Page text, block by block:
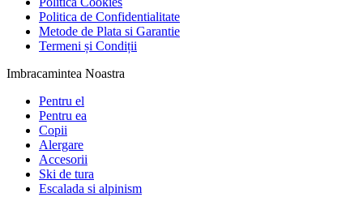
Politica de Confidentialitate
Metode de Plata si Garantie
Termeni și Condiții
Imbracamintea Noastra
Pentru el
Pentru ea
Copii
Alergare
Accesorii
Ski de tura
Escalada si alpinism